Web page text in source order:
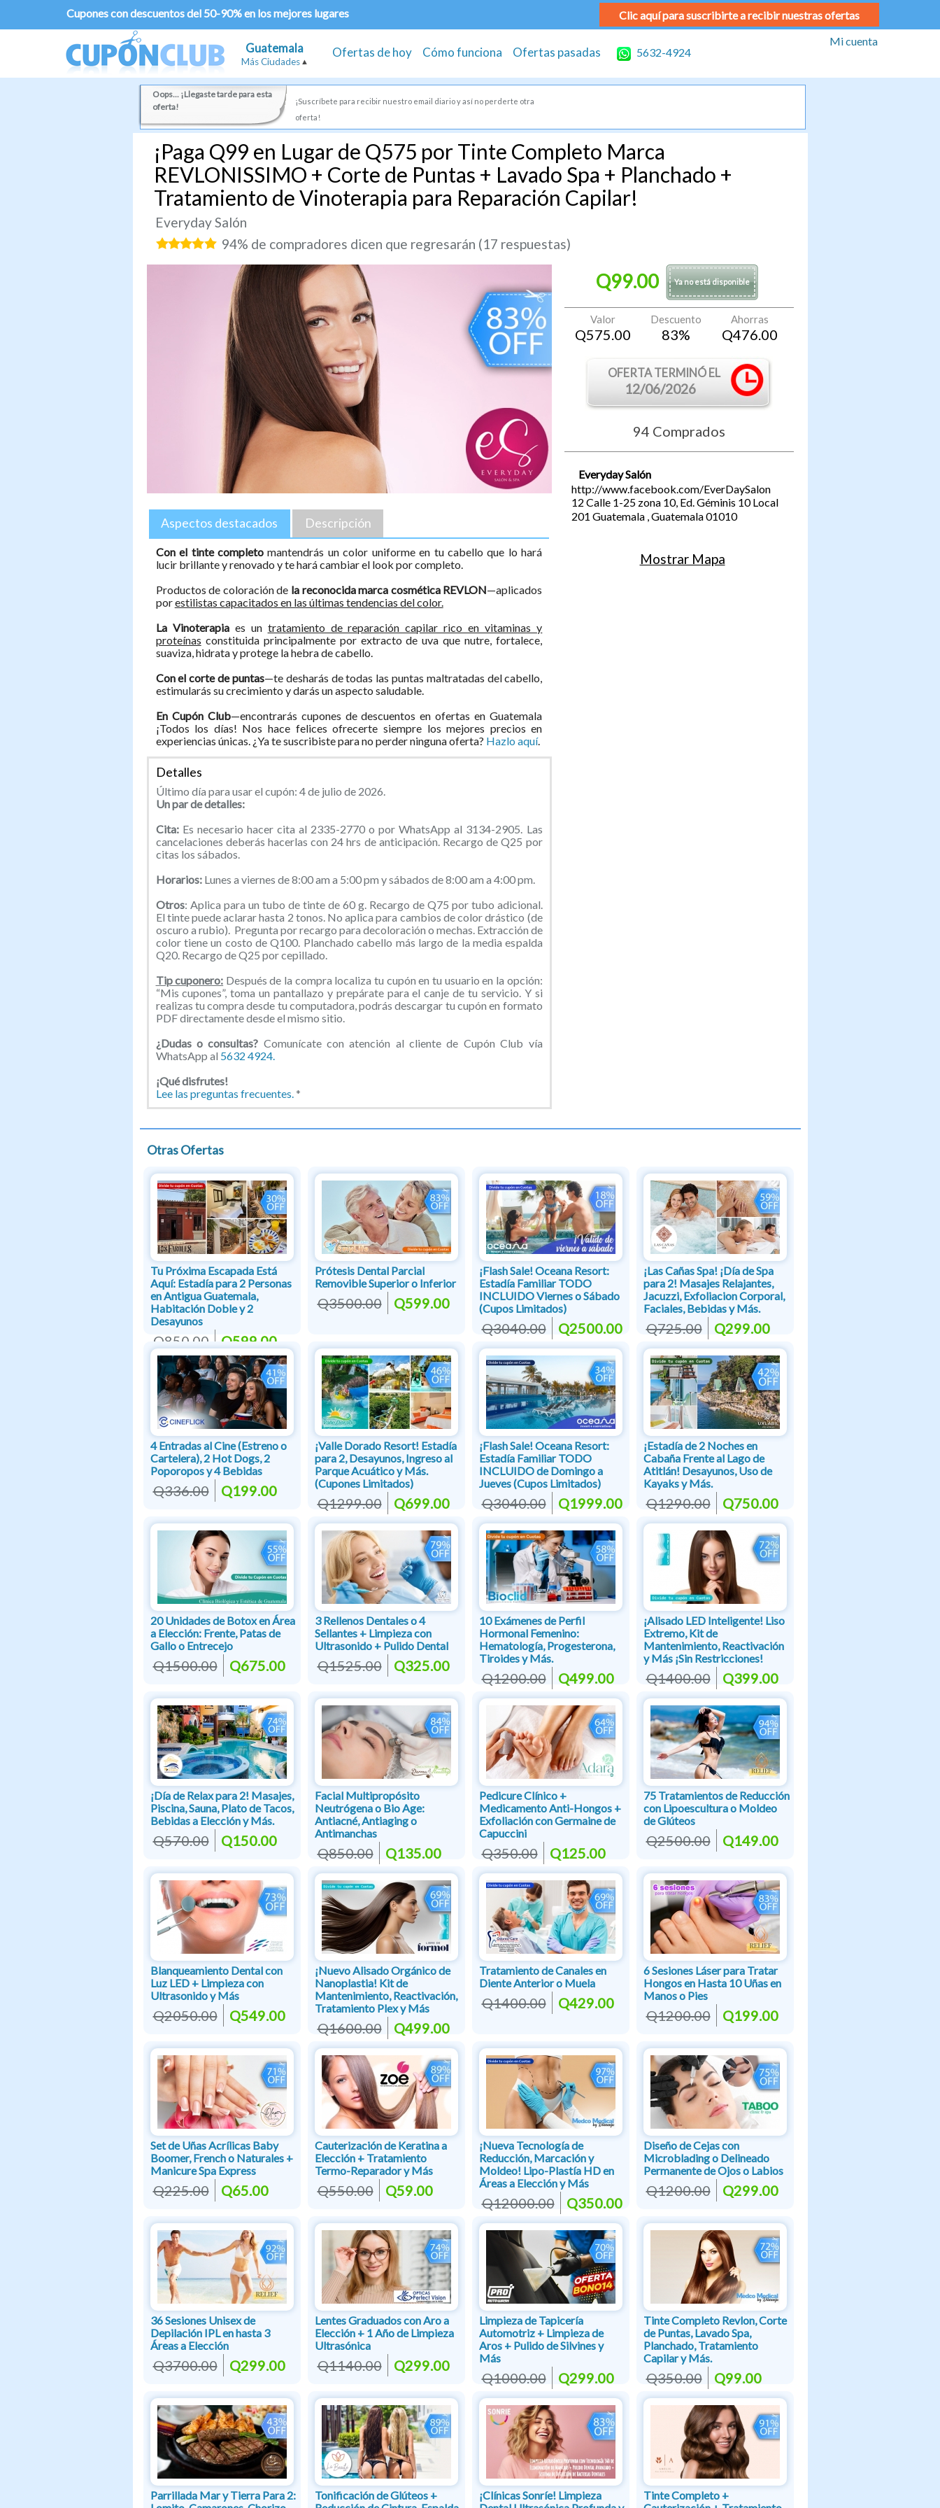
Cupones con descuentos del 50-90% en los mejores lugares Clic aquí para suscribirte a recibir nuestras ofertas
Guatemala
Más Ciudades
Ofertas de hoy Cómo funciona Ofertas pasadas 5632-4924
Mi cuenta
Oops... ¡Llegaste tarde para esta
oferta!
¡Suscríbete para recibir nuestro email diario y así no perderte otra
oferta!
¡Paga Q99 en Lugar de Q575 por Tinte Completo Marca
REVLONISSIMO + Corte de Puntas + Lavado Spa + Planchado +
Tratamiento de Vinoterapia para Reparación Capilar!
Everyday Salón
94% de compradores dicen que regresarán (17 respuestas)
Aspectos destacados Descripción
Con el tinte completo mantendrás un color uniforme en tu cabello que lo hará
lucir brillante y renovado y te hará cambiar el look por completo.
Productos de coloración de la reconocida marca cosmética REVLON—aplicados
porestilistas capacitados en las últimas tendencias del color.
La Vinoterapiaes un tratamiento de reparación capilar rico en vitaminas y
proteínas constituida principalmente por extracto de uva que nutre, fortalece,
suaviza, hidrata y protege la hebra de cabello.
Con el corte de puntas—te desharás de todas las puntas maltratadas del cabello,
estimularás su crecimiento y darás un aspecto saludable.
En Cupón Club—encontrarás cupones de descuentos en ofertas en Guatemala
¡Todos los días! Nos hace felices ofrecerte siempre los mejores precios en
experiencias únicas. ¿Ya te suscribiste para no perder ninguna oferta? Hazlo aquí.
Detalles
Último día para usar el cupón: 4 de julio de 2026.
Un par de detalles:
Cita:Es necesario hacer cita al 2335-2770 o por WhatsApp al 3134-2905. Las
cancelaciones deberás hacerlas con 24 hrs de anticipación. Recargo de Q25 por
citas los sábados.
Horarios:Lunes a viernes de 8:00 am a 5:00 pm y sábados de 8:00 am a 4:00 pm.
Otros: Aplica para un tubo de tinte de 60 g. Recargo de Q75 por tubo adicional.
El tinte puede aclarar hasta 2 tonos. No aplica para cambios de color drástico (de
oscuro a rubio). Pregunta por recargo para decoloración o mechas. Extracción de
color tiene un costo de Q100. Planchado cabello más largo de la media espalda
Q20. Recargo de Q25 por cepillado.
Tip cuponero: Después de la compra localiza tu cupón en tu usuario en la opción:
“Mis cupones”, toma un pantallazo y prepárate para el canje de tu servicio. Y si
realizas tu compra desde tu computadora, podrás descargar tu cupón en formato
PDF directamente desde el mismo sitio.
¿Dudas o consultas? Comunícate con atención al cliente de Cupón Club vía
WhatsApp al 5632 4924.
¡Qué disfrutes!
Lee las preguntas frecuentes.*
Q99.00 Ya no está disponible
Valor
Q575.00
Descuento
83%
Ahorras
Q476.00
OFERTA TERMINÓ EL
12/06/2026
94 Comprados
Everyday Salón
http://www.facebook.com/EverDaySalon
12 Calle 1-25 zona 10, Ed. Géminis 10 Local
201 Guatemala,Guatemala01010
Mostrar Mapa
Otras Ofertas
Tu Próxima Escapada Está
Aquí: Estadía para 2 Personas
en Antigua Guatemala,
Habitación Doble y 2
Desayunos
Q850.00 Q599.00
Prótesis Dental Parcial
Removible Superior o Inferior
Q3500.00 Q599.00
¡Flash Sale! Oceana Resort:
Estadía Familiar TODO
INCLUIDO Viernes o Sábado
(Cupos Limitados)
Q3040.00 Q2500.00
¡Las Cañas Spa! ¡Día de Spa
para 2! Masajes Relajantes,
Jacuzzi, Exfoliacion Corporal,
Faciales, Bebidas y Más.
Q725.00 Q299.00
4 Entradas al Cine (Estreno o
Cartelera), 2 Hot Dogs, 2
Poporopos y 4 Bebidas
Q336.00 Q199.00
¡Valle Dorado Resort! Estadía
para 2, Desayunos, Ingreso al
Parque Acuático y Más.
(Cupones Limitados)
Q1299.00 Q699.00
¡Flash Sale! Oceana Resort:
Estadía Familiar TODO
INCLUIDO de Domingo a
Jueves (Cupos Limitados)
Q3040.00 Q1999.00
¡Estadía de 2 Noches en
Cabaña Frente al Lago de
Atitlán! Desayunos, Uso de
Kayaks y Más.
Q1290.00 Q750.00
20 Unidades de Botox en Área
a Elección: Frente, Patas de
Gallo o Entrecejo
Q1500.00 Q675.00
3 Rellenos Dentales o 4
Sellantes + Limpieza con
Ultrasonido + Pulido Dental
Q1525.00 Q325.00
10 Exámenes de Perfil
Hormonal Femenino:
Hematología, Progesterona,
Tiroides y Más.
Q1200.00 Q499.00
¡Alisado LED Inteligente! Liso
Extremo, Kit de
Mantenimiento, Reactivación
y Más ¡Sin Restricciones!
Q1400.00 Q399.00
¡Día de Relax para 2! Masajes,
Piscina, Sauna, Plato de Tacos,
Bebidas a Elección y Más.
Q570.00 Q150.00
Facial Multipropósito
Neutrógena o Bio Age:
Antiacné, Antiaging o
Antimanchas
Q850.00 Q135.00
Pedicure Clínico +
Medicamento Anti-Hongos +
Exfoliación con Germaine de
Capuccini
Q350.00 Q125.00
75 Tratamientos de Reducción
con Lipoescultura o Moldeo
de Glúteos
Q2500.00 Q149.00
Blanqueamiento Dental con
Luz LED + Limpieza con
Ultrasonido y Más
Q2050.00 Q549.00
¡Nuevo Alisado Orgánico de
Nanoplastia! Kit de
Mantenimiento, Reactivación,
Tratamiento Plex y Más
Q1600.00 Q499.00
Tratamiento de Canales en
Diente Anterior o Muela
Q1400.00 Q429.00
6 Sesiones Láser para Tratar
Hongos en Hasta 10 Uñas en
Manos o Pies
Q1200.00 Q199.00
Set de Uñas Acrílicas Baby
Boomer, French o Naturales +
Manicure Spa Express
Q225.00 Q65.00
Cauterización de Keratina a
Elección + Tratamiento
Termo-Reparador y Más
Q550.00 Q59.00
¡Nueva Tecnología de
Reducción, Marcación y
Moldeo! Lipo-Plastía HD en
Áreas a Elección y Más
Q12000.00 Q350.00
Diseño de Cejas con
Microblading o Delineado
Permanente de Ojos o Labios
Q1200.00 Q299.00
36 Sesiones Unisex de
Depilación IPL en hasta 3
Áreas a Elección
Q3700.00 Q299.00
Lentes Graduados con Aro a
Elección + 1 Año de Limpieza
Ultrasónica
Q1140.00 Q299.00
Limpieza de Tapicería
Automotriz + Limpieza de
Aros + Pulido de Silvines y
Más
Q1000.00 Q299.00
Tinte Completo Revlon, Corte
de Puntas, Lavado Spa,
Planchado, Tratamiento
Capilar y Más.
Q350.00 Q99.00
Parrillada Mar y Tierra Para 2:
Tonificación de Glúteos +
¡Clínicas Sonríe! Limpieza
Tinte Completo +